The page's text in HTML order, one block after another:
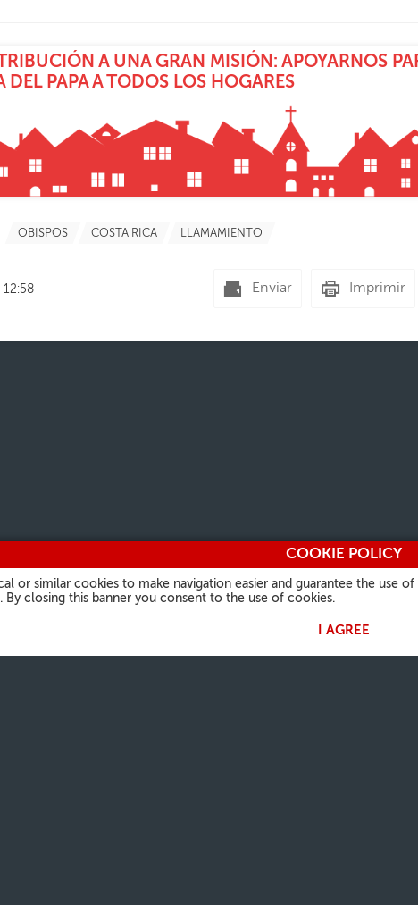
COOKIE POLICY
or similar cookies to make navigation easier and guarantee the use
. By closing this banner you consent to the use of cookies.
I AGREE
A UNA GRAN MISIÓN: APOYARNOS
DEL PAPA A TODOS LOS HOGARES
OBISPOS COSTA RICA LLAMAMIENTO
Enviar Imprimir